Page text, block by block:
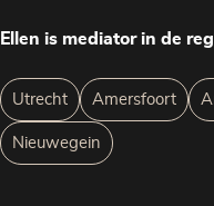
Ellen is mediator in de
Utrecht Amersfoort
Nieuwegein